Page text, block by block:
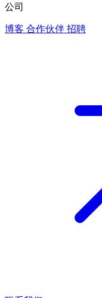
公司
博客 合作伙伴 招聘